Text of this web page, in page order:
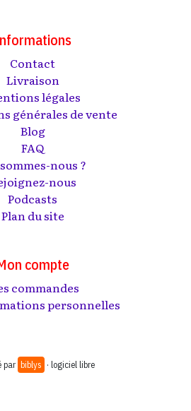
Contact
Livraison
légales
générales de vente
Blog
FAQ
nous ?
nous
Podcasts
Plan du site
compte
commandes
personnelles
par biblys · logiciel libre